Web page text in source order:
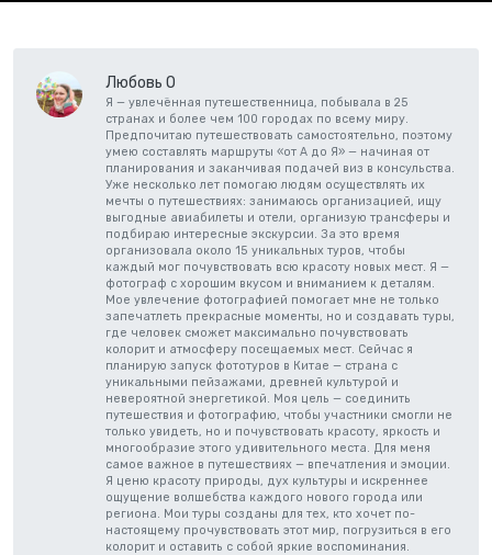
Любовь О
Я — увлечённая путешественница, побывала в 25
странах и более чем 100 городах по всему миру.
Предпочитаю путешествовать самостоятельно, поэтому
умею составлять маршруты «от А до Я» — начиная от
планирования и заканчивая подачей виз в консульства.
Уже несколько лет помогаю людям осуществлять их
мечты о путешествиях: занимаюсь организацией, ищу
выгодные авиабилеты и отели, организую трансферы и
подбираю интересные экскурсии. За это время
организовала около 15 уникальных туров, чтобы
каждый мог почувствовать всю красоту новых мест. Я —
фотограф с хорошим вкусом и вниманием к деталям.
Мое увлечение фотографией помогает мне не только
запечатлеть прекрасные моменты, но и создавать туры,
где человек сможет максимально почувствовать
колорит и атмосферу посещаемых мест. Сейчас я
планирую запуск фототуров в Китае — страна с
уникальными пейзажами, древней культурой и
невероятной энергетикой. Моя цель — соединить
путешествия и фотографию, чтобы участники смогли не
только увидеть, но и почувствовать красоту, яркость и
многообразие этого удивительного места. Для меня
самое важное в путешествиях — впечатления и эмоции.
Я ценю красоту природы, дух культуры и искреннее
ощущение волшебства каждого нового города или
региона. Мои туры созданы для тех, кто хочет по-
настоящему прочувствовать этот мир, погрузиться в его
колорит и оставить с собой яркие воспоминания.